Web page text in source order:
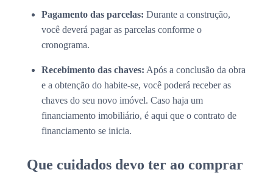
Pagamento das parcelas: Durante a construção,
você deverá pagar as parcelas conforme o
cronograma.
Recebimento das chaves: Após a conclusão da obra
e a obtenção do habite-se, você poderá receber as
chaves do seu novo imóvel. Caso haja um
financiamento imobiliário, é aqui que o contrato de
financiamento se inicia.
Que cuidados devo ter ao comprar